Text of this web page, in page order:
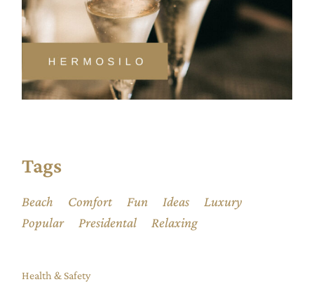
Tags
Beach Comfort Fun Ideas
Luxury
Popular
Presidental Relaxing
Health & Safety